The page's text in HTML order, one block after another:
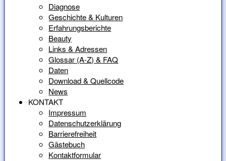
Diagnose
Geschichte & Kulturen
Erfahrungsberichte
Beauty
Links & Adressen
Glossar (A-Z) & FAQ
Daten
Download & Quellcode
News
KONTAKT
Impressum
Datenschutzerklärung
Barrierefreiheit
Gästebuch
Kontaktformular